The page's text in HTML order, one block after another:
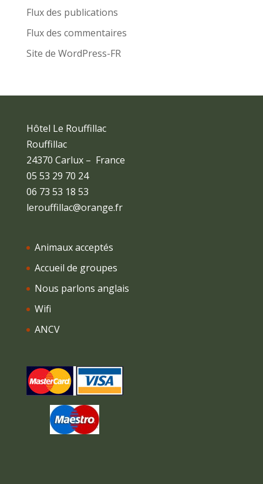
Flux des publications
Flux des commentaires
Site de WordPress-FR
Hôtel Le Rouffillac
Rouffillac
24370 Carlux – France
05 53 29 70 24
06 73 53 18 53
lerouffillac@orange.fr
Animaux acceptés
Accueil de groupes
Nous parlons anglais
Wifi
ANCV